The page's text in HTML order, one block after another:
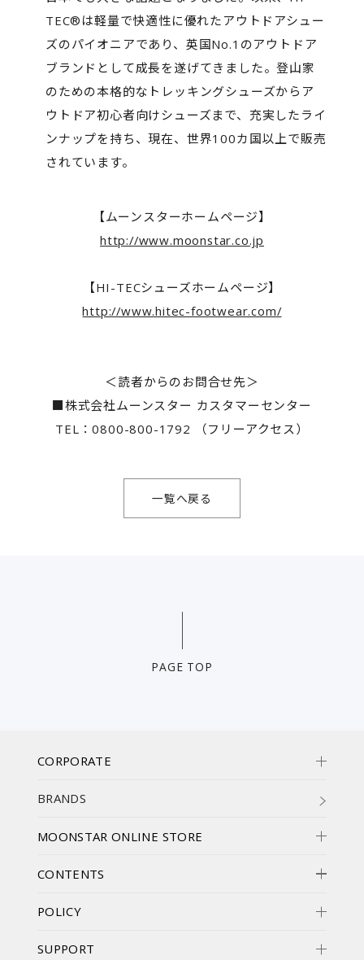
TEC®は軽量で快適性に優れたアウトドアシュー
ズのパイオニアであり、英国No.1のアウトドア
ブランドとして成長を遂げてきました。登山家
のための本格的なトレッキングシューズからア
ウトドア初心者向けシューズまで、充実したライ
ンナップを持ち、現在、世界100カ国以上で販売
されています。
【ムーンスターホームページ】
http://www.moonstar.co.jp
【HI-TECシューズホームページ】
http://www.hitec-footwear.com/
＜読者からのお問合せ先＞
■株式会社ムーンスター カスタマーセンター
TEL：0800-800-1792 （フリーアクセス）
一覧へ戻る
PAGE TOP
CORPORATE
BRANDS
MOONSTAR ONLINE STORE
CONTENTS
POLICY
SUPPORT